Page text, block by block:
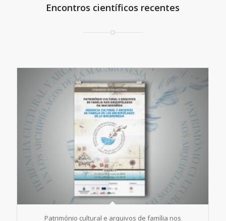
Encontros científicos recentes
Património cultural e arquivos de família nos